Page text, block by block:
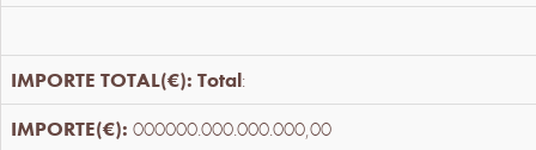
Total:
000000.000.000.000,00